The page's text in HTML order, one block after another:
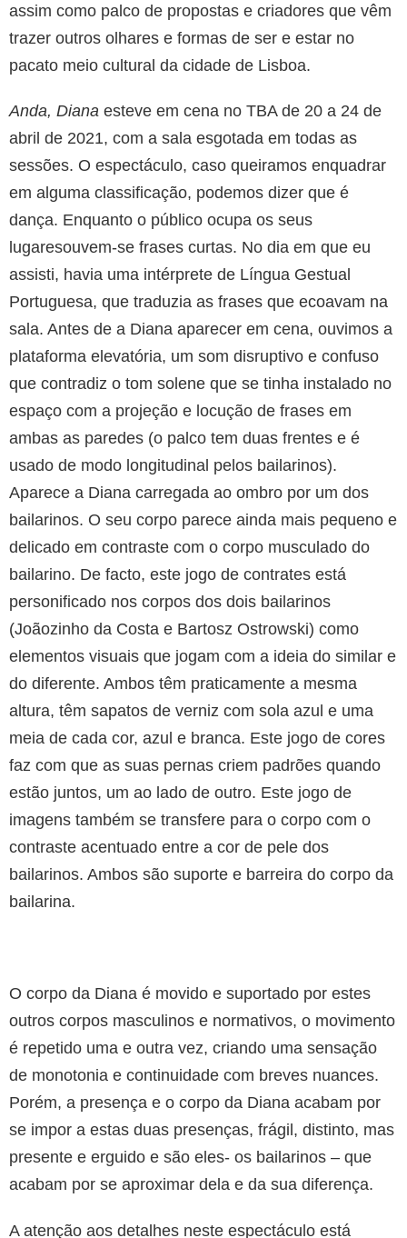
assim como palco de propostas e criadores que vêm
trazer outros olhares e formas de ser e estar no
pacato meio cultural da cidade de Lisboa.
Anda, Diana esteve em cena no TBA de 20 a 24 de
abril de 2021, com a sala esgotada em todas as
sessões. O espectáculo, caso queiramos enquadrar
em alguma classificação, podemos dizer que é
dança. Enquanto o público ocupa os seus
lugaresouvem-se frases curtas. No dia em que eu
assisti, havia uma intérprete de Língua Gestual
Portuguesa, que traduzia as frases que ecoavam na
sala. Antes de a Diana aparecer em cena, ouvimos a
plataforma elevatória, um som disruptivo e confuso
que contradiz o tom solene que se tinha instalado no
espaço com a projeção e locução de frases em
ambas as paredes (o palco tem duas frentes e é
usado de modo longitudinal pelos bailarinos).
Aparece a Diana carregada ao ombro por um dos
bailarinos. O seu corpo parece ainda mais pequeno e
delicado em contraste com o corpo musculado do
bailarino. De facto, este jogo de contrates está
personificado nos corpos dos dois bailarinos
(Joãozinho da Costa e Bartosz Ostrowski) como
elementos visuais que jogam com a ideia do similar e
do diferente. Ambos têm praticamente a mesma
altura, têm sapatos de verniz com sola azul e uma
meia de cada cor, azul e branca. Este jogo de cores
faz com que as suas pernas criem padrões quando
estão juntos, um ao lado de outro. Este jogo de
imagens também se transfere para o corpo com o
contraste acentuado entre a cor de pele dos
bailarinos. Ambos são suporte e barreira do corpo da
bailarina.
O corpo da Diana é movido e suportado por estes
outros corpos masculinos e normativos, o movimento
é repetido uma e outra vez, criando uma sensação
de monotonia e continuidade com breves nuances.
Porém, a presença e o corpo da Diana acabam por
se impor a estas duas presenças, frágil, distinto, mas
presente e erguido e são eles- os bailarinos – que
acabam por se aproximar dela e da sua diferença.
A atenção aos detalhes neste espectáculo está